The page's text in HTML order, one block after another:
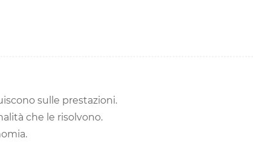
sulle prestazioni.
che le risolvono.